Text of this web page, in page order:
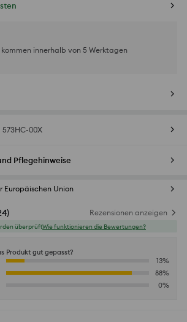
innerhalb von 5 Werktagen
573HC-00X
Pflegehinweise
Europäischen Union
) Rezensionen anzeigen
überprüftWie funktionieren die Bewertungen?
Produkt gut gepasst?
13%
88%
0%